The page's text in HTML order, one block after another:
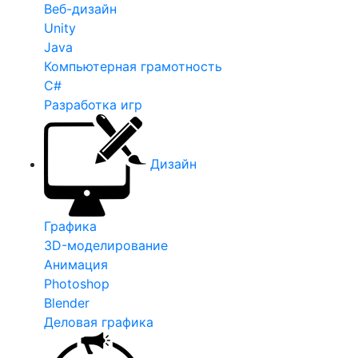
Веб-дизайн
Unity
Java
Компьютерная грамотность
C#
Разработка игр
Дизайн
Графика
3D-моделирование
Анимация
Photoshop
Blender
Деловая графика